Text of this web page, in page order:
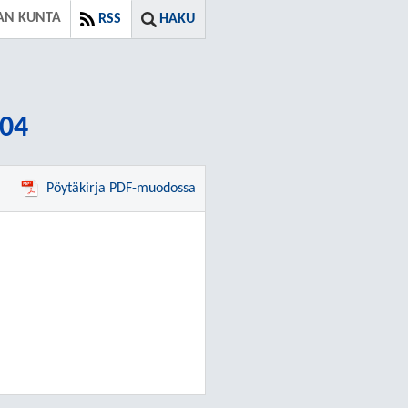
HAKU
RSS
KUNTA
Pöytäkirja PDF-muodossa